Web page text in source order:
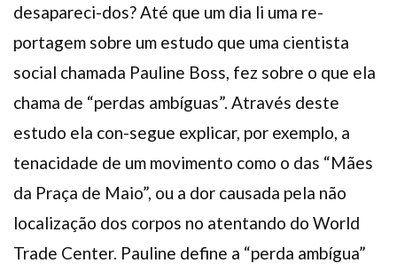
desapareci-dos? Até que um dia li uma re-
portagem sobre um estudo que uma cientista
social chamada Pauline Boss, fez sobre o que ela
chama de “perdas ambíguas”. Através deste
estudo ela con-segue explicar, por exemplo, a
tenacidade de um movimento como o das “Mães
da Praça de Maio”, ou a dor causada pela não
localização dos corpos no atentando do World
Trade Center. Pauline define a “perda ambígua”